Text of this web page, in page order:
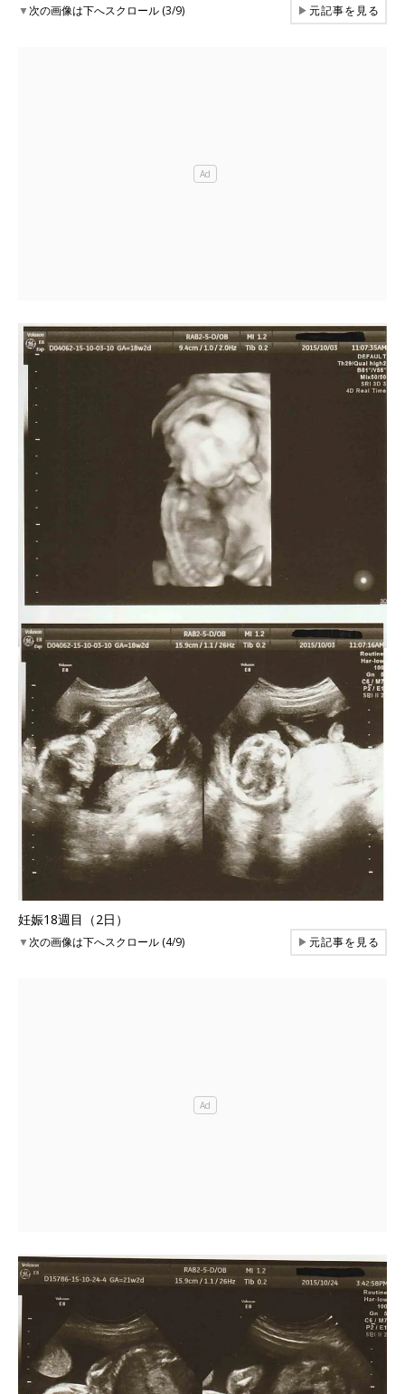
▼次の画像は下へスクロール (3/9) ▶元記事を見る
妊娠18週目（2日）
▼次の画像は下へスクロール (4/9) ▶元記事を見る